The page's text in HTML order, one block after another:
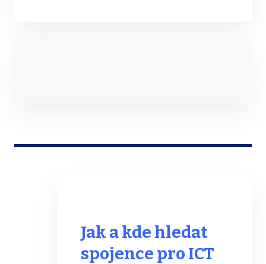
Jak a kde hledat
spojence pro ICT